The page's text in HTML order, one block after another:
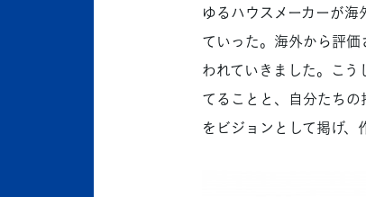
ゆるハウスメーカーが
ていった。海外から評
われていきました。こ
てることと、自分たち
をビジョンとして掲げ、